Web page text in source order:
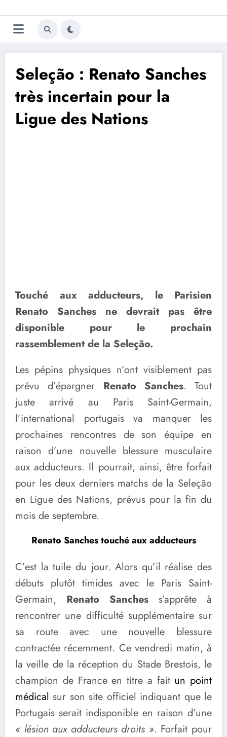
au
contenu
Trivela
L'actualité du football
Seleção : Renato Sanches
très incertain pour la
Ligue des Nations
Touché aux adducteurs, le Parisien
Renato Sanches ne devrait pas être
disponible pour le prochain
rassemblement de la Seleção.
Les pépins physiques n’ont visiblement pas
prévu d’épargner Renato Sanches. Tout
juste arrivé au Paris Saint-Germain,
l’international portugais va manquer les
prochaines rencontres de son équipe en
raison d’une nouvelle blessure musculaire
aux adducteurs. Il pourrait, ainsi, être forfait
pour les deux derniers matchs de la Seleção
en Ligue des Nations, prévus pour la fin du
mois de septembre.
Renato Sanches touché aux adducteurs
C’est la tuile du jour. Alors qu’il réalise des
débuts plutôt timides avec le Paris Saint-
Germain, Renato Sanches s’apprête à
rencontrer une difficulté supplémentaire sur
sa route avec une nouvelle blessure
contractée récemment. Ce vendredi matin, à
la veille de la réception du Stade Brestois, le
champion de France en titre a fait un point
médical sur son site officiel indiquant que le
Portugais serait indisponible en raison d’une
« lésion aux adducteurs droits ». Forfait pour